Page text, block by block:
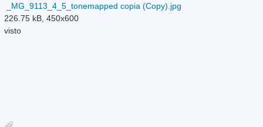
_MG_9113_4_5_tonemapped copia (Copy).jpg
226.75 kB, 450x600
visto